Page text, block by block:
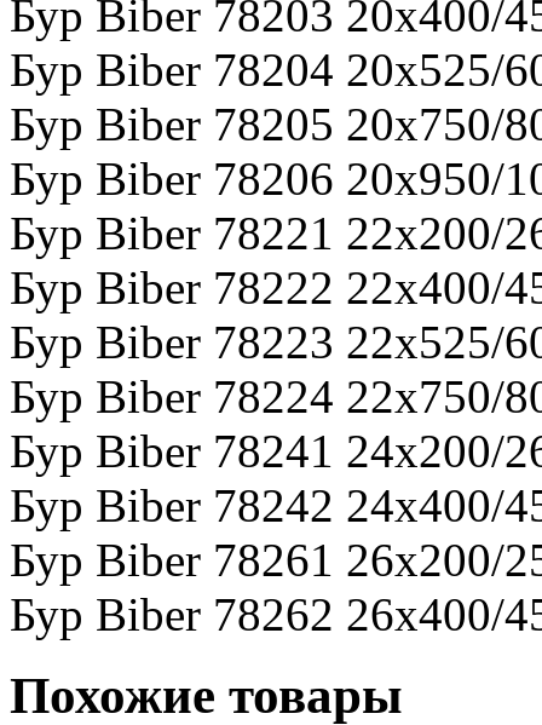
Бур Biber 78203 20х400/
Бур Biber 78204 20х525/
Бур Biber 78205 20х750/
Бур Biber 78206 20х950/
Бур Biber 78221 22х200/
Бур Biber 78222 22х400/
Бур Biber 78223 22х525/
Бур Biber 78224 22х750/
Бур Biber 78241 24х200/
Бур Biber 78242 24х400/
Бур Biber 78261 26х200/
Бур Biber 78262 26х400/
Похожие товары